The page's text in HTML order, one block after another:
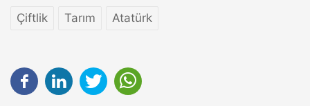
Çiftlik Tarım Atatürk